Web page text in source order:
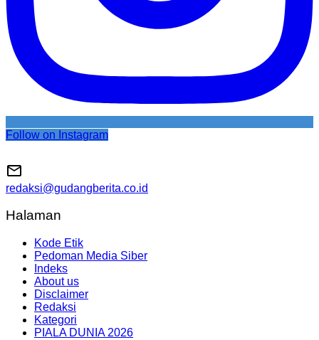
Follow on Instagram
redaksi@gudangberita.co.id
Halaman
Kode Etik
Pedoman Media Siber
Indeks
About us
Disclaimer
Redaksi
Kategori
PIALA DUNIA 2026